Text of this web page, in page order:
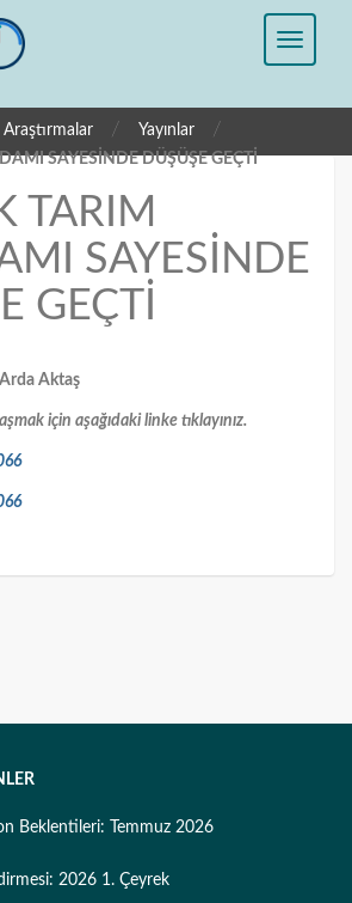
/ Yayınlar /
SAYESİNDE DÜŞÜŞE GEÇTİ
TARIM
SAYESİNDE
GEÇTİ
Aktaş
için aşağıdaki linke tıklayınız.
Beklentileri: Temmuz 2026
2026 1. Çeyrek